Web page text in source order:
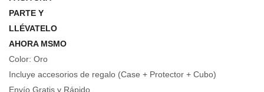
PARTE Y
LLÉVATELO
AHORA MSMO
Color: Oro
Incluye accesorios de regalo (Case + Protector + Cubo)
Envío Gratis y Rápido